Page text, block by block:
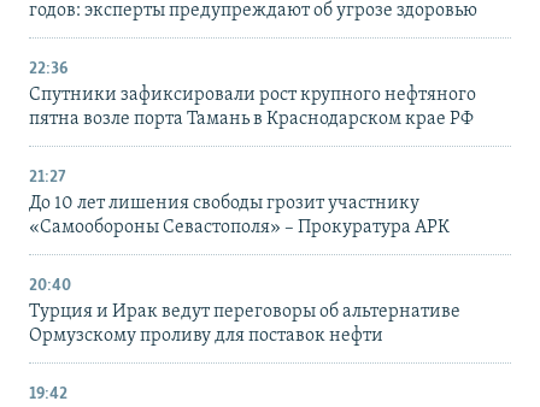
годов: эксперты предупреждают об угрозе здоровью
22:36
Спутники зафиксировали рост крупного нефтяного
пятна возле порта Тамань в Краснодарском крае РФ
21:27
До 10 лет лишения свободы грозит участнику
«Самообороны Севастополя» – Прокуратура АРК
20:40
Турция и Ирак ведут переговоры об альтернативе
Ормузскому проливу для поставок нефти
19:42